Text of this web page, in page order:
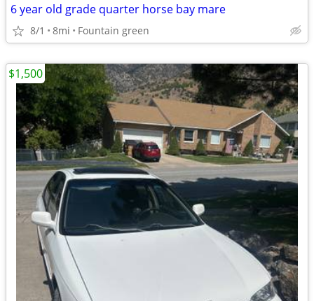
6 year old grade quarter horse bay mare
8/1 8mi Fountain green
$1,500